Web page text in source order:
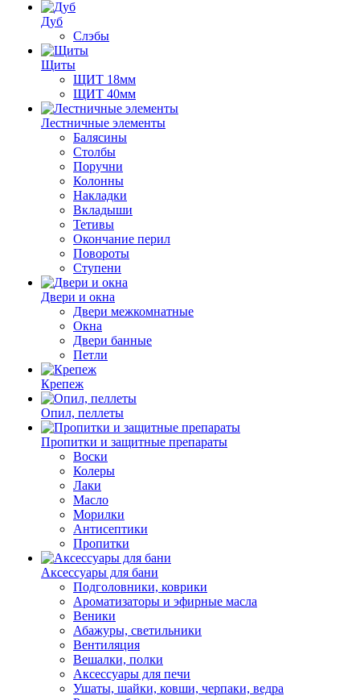
Дуб
Слэбы
Щиты
ЩИТ 18мм
ЩИТ 40мм
Лестничные элементы
Балясины
Столбы
Поручни
Колонны
Накладки
Вкладыши
Тетивы
Окончание перил
Повороты
Ступени
Двери и окна
Двери межкомнатные
Окна
Двери банные
Петли
Крепеж
Опил, пеллеты
Пропитки и защитные препараты
Воски
Колеры
Лаки
Масло
Морилки
Антисептики
Пропитки
Аксессуары для бани
Подголовники, коврики
Ароматизаторы и эфирные масла
Веники
Абажуры, светильники
Вентиляция
Вешалки, полки
Аксессуары для печи
Ушаты, шайки, ковши, черпаки, ведра